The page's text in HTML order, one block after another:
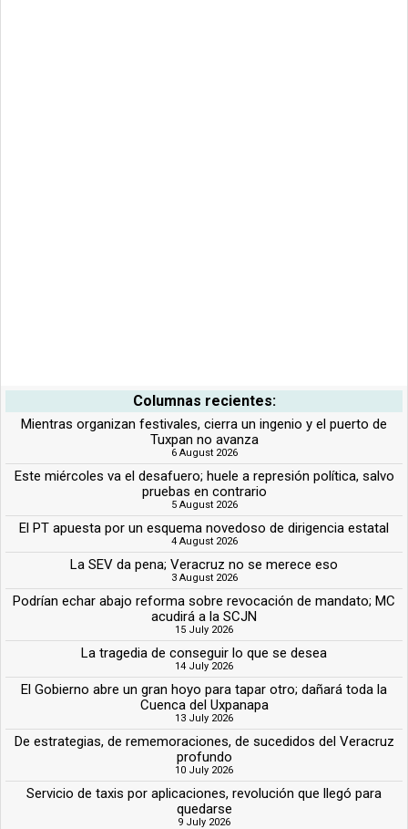
Columnas recientes:
Mientras organizan festivales, cierra un ingenio y el puerto de
Tuxpan no avanza
6 August 2026
Este miércoles va el desafuero; huele a represión política, salvo
pruebas en contrario
5 August 2026
El PT apuesta por un esquema novedoso de dirigencia estatal
4 August 2026
La SEV da pena; Veracruz no se merece eso
3 August 2026
Podrían echar abajo reforma sobre revocación de mandato; MC
acudirá a la SCJN
15 July 2026
La tragedia de conseguir lo que se desea
14 July 2026
El Gobierno abre un gran hoyo para tapar otro; dañará toda la
Cuenca del Uxpanapa
13 July 2026
De estrategias, de rememoraciones, de sucedidos del Veracruz
profundo
10 July 2026
Servicio de taxis por aplicaciones, revolución que llegó para
quedarse
9 July 2026